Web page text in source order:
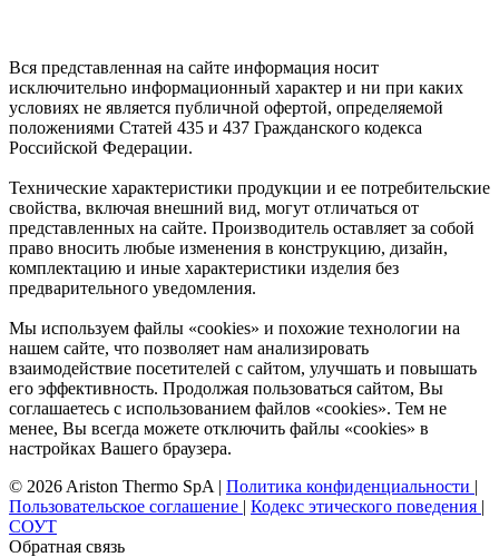
Вся представленная на сайте информация носит
исключительно информационный характер и ни при каких
условиях не является публичной офертой, определяемой
положениями Статей 435 и 437 Гражданского кодекса
Российской Федерации.
Технические характеристики продукции и ее потребительские
свойства, включая внешний вид, могут отличаться от
представленных на сайте. Производитель оставляет за собой
право вносить любые изменения в конструкцию, дизайн,
комплектацию и иные характеристики изделия без
предварительного уведомления.
Мы используем файлы «cookies» и похожие технологии на
нашем сайте, что позволяет нам анализировать
взаимодействие посетителей с сайтом, улучшать и повышать
его эффективность. Продолжая пользоваться сайтом, Вы
соглашаетесь с использованием файлов «cookies». Тем не
менее, Вы всегда можете отключить файлы «cookies» в
настройках Вашего браузера.
© 2026 Ariston Thermo SpA | Политика конфиденциальности |
Пользовательское соглашение | Кодекс этического поведения |
СОУТ
Обратная связь